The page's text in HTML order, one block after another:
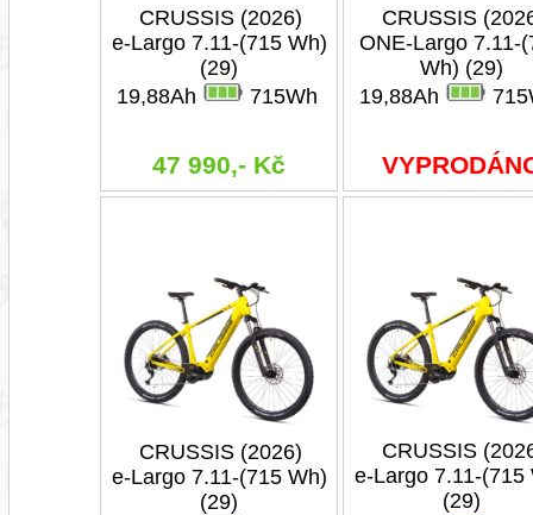
CRUSSIS (2026)
e-Largo 7.11-(715 Wh)
(29)
19,88Ah
715Wh
47 990,- Kč
CRUSSIS
ONE-Largo 7.11-
Wh) (29)
19,88Ah
CRUSSIS (2026)
e-Largo 7.11-(715 Wh)
(29)
CRUSSIS
e-Largo 7.11-(715
(29)